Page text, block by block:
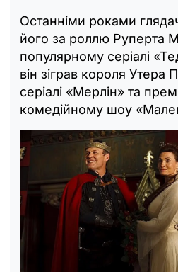
Останніми роками
його за роллю Руперта
популярному серіалі
він зіграв короля Утера
серіалі «Мерлін» та
комедійному шоу